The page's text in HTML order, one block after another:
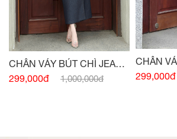
CHÂN VÁY BÚT CHÌ JEAN
ĐEN TÀ LẬT ĐÍNH CHARM
299,000đ 1,000,000đ
CHÂN
LỤA
299,000đ